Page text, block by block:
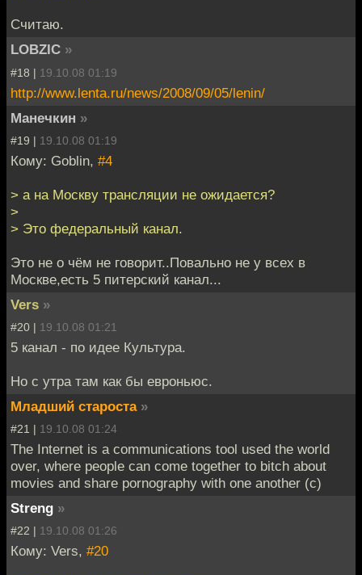
Считаю.
LOBZIC »
#18 | 19.10.08 01:19
http://www.lenta.ru/news/2008/09/05/lenin/
Манечкин »
#19 | 19.10.08 01:19
Кому: Goblin, #4
> а на Москву трансляции не ожидается?
>
> Это федеральный канал.
Это не о чём не говорит..Повально не у всех в
Москве,есть 5 питерский канал...
Vers »
#20 | 19.10.08 01:21
5 канал - по идее Культура.
Но с утра там как бы евроньюс.
Младший староста »
#21 | 19.10.08 01:24
The Internet is a communications tool used the world
over, where people can come together to bitch about
movies and share pornography with one another (c)
Streng »
#22 | 19.10.08 01:26
Кому: Vers, #20